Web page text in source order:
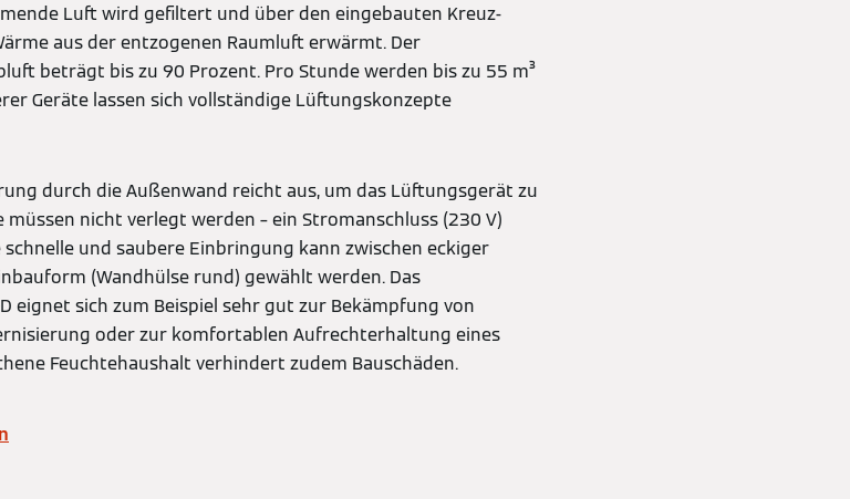
Luft wird gefiltert und über den eingebauten Kreuz-
aus der entzogenen Raumluft erwärmt. Der
beträgt bis zu 90 Prozent. Pro Stunde werden bis zu 55 m³
Geräte lassen sich vollständige Lüftungskonzepte
durch die Außenwand reicht aus, um das Lüftungsgerät zu
nicht verlegt werden – ein Stromanschluss (230 V)
und saubere Einbringung kann zwischen eckiger
(Wandhülse rund) gewählt werden. Das
sich zum Beispiel sehr gut zur Bekämpfung von
oder zur komfortablen Aufrechterhaltung eines
Feuchtehaushalt verhindert zudem Bauschäden.